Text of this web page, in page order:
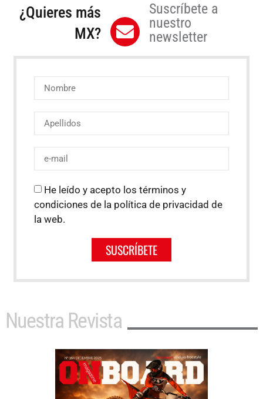
¿Quieres más
MX?
Suscríbete a
nuestro
newsletter
He leído y acepto los términos y
condiciones de la política de privacidad de
la web.
SUSCRÍBETE
Nuestra Revista